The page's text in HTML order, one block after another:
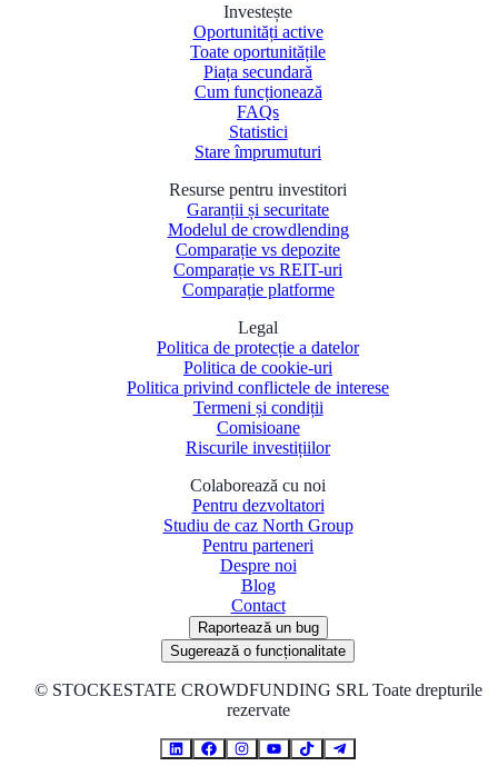
Investește
Oportunități active
Toate oportunitățile
Piața secundară
Cum funcționează
FAQs
Statistici
Stare împrumuturi
Resurse pentru investitori
Garanții și securitate
Modelul de crowdlending
Comparație vs depozite
Comparație vs REIT-uri
Comparație platforme
Legal
Politica de protecție a datelor
Politica de cookie-uri
Politica privind conflictele de interese
Termeni și condiții
Comisioane
Riscurile investițiilor
Colaborează cu noi
Pentru dezvoltatori
Studiu de caz North Group
Pentru parteneri
Despre noi
Blog
Contact
Raportează un bug
Sugerează o funcționalitate
© STOCKESTATE CROWDFUNDING SRL Toate drepturile
rezervate